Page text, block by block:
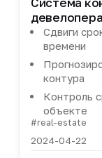
Сдвиги
времени
контура
Контроль
объекте
#real-estate
2024-04-22